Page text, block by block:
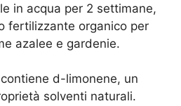
in acqua per 2 settimane,
fertilizzante organico per
azalee e gardenie.
d-limonene, un
solventi naturali.